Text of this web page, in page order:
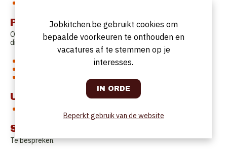
Profiel
Om ons team te versterken zijn we op zoek naar een Afwasser
die beschikt over volgende kwaliteiten:
Sociaal en communicatief
Uurrooster
Startdatum
Te bespreken.
Jobkitchen.be gebruikt cookies om
bepaalde voorkeuren te onthouden en
vacatures af te stemmen op je
interesses.
Beperkt gebruik van de website